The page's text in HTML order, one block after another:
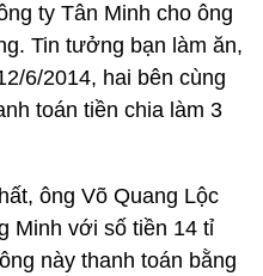
ty Tân Minh cho ông
Tin tưởng bạn làm ăn,
6/2014, hai bên cùng
toán tiền chia làm 3
ông Võ Quang Lộc
Minh với số tiền 14 tỉ
này thanh toán bằng